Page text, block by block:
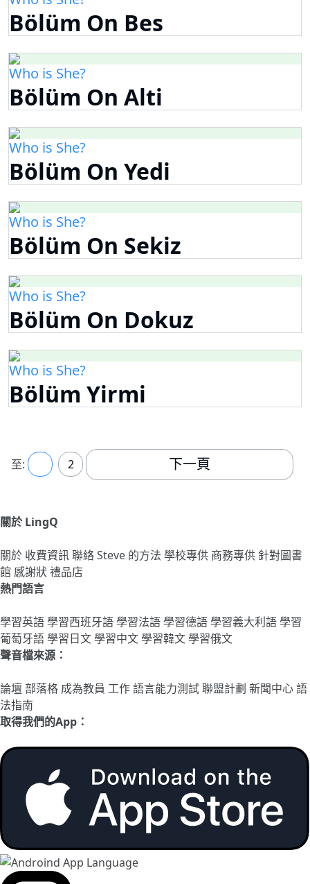
Bölüm On Bes
Who is She?
Bölüm On Alti
Who is She?
Bölüm On Yedi
Who is She?
Bölüm On Sekiz
Who is She?
Bölüm On Dokuz
Who is She?
Bölüm Yirmi
至: 2 下一頁
關於 LingQ
關於 收費資訊聯絡Steve 的方法 學校專供 商務專供 針對圖書
館 感謝狀禮品店
熱門語言
學習英語學習西班牙語學習法語學習德語學習義大利語學習
葡萄牙語學習日文學習中文學習韓文學習俄文
聲音檔來源：
論壇部落格 成為教員 工作語言能力測試聯盟計劃 新聞中心語
法指南
取得我們的App：